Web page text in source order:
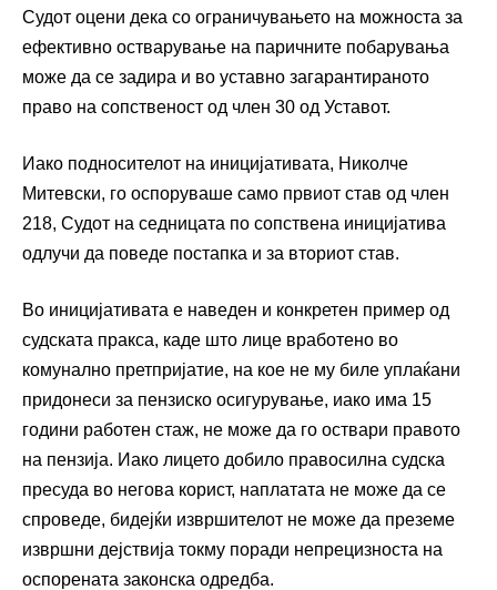
Судот оцени дека со ограничувањето на можноста за
ефективно остварување на паричните побарувања
може да се задира и во уставно загарантираното
право на сопственост од член 30 од Уставот.
Иако подносителот на иницијативата, Николче
Митевски, го оспоруваше само првиот став од член
218, Судот на седницата по сопствена иницијатива
одлучи да поведе постапка и за вториот став.
Во иницијативата е наведен и конкретен пример од
судската пракса, каде што лице вработено во
комунално претпријатие, на кое не му биле уплаќани
придонеси за пензиско осигурување, иако има 15
години работен стаж, не може да го оствари правото
на пензија. Иако лицето добило правосилна судска
пресуда во негова корист, наплатата не може да се
спроведе, бидејќи извршителот не може да преземе
извршни дејствија токму поради непрецизноста на
оспорената законска одредба.